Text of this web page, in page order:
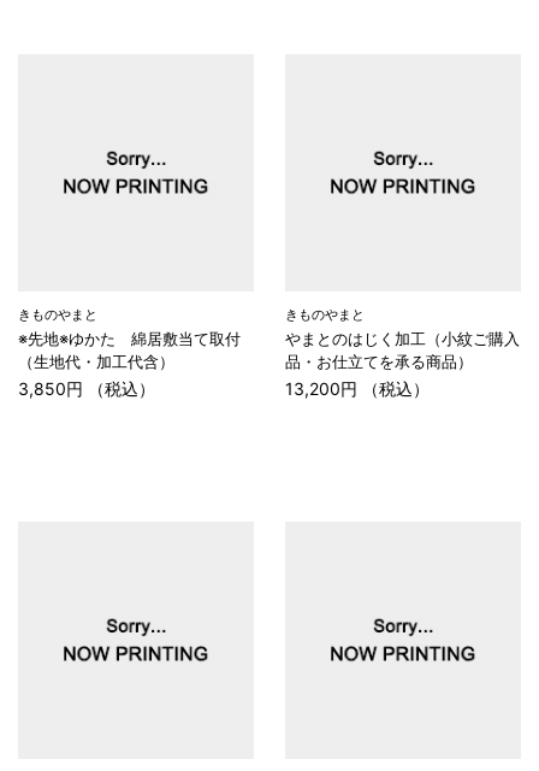
きものやまと
※先地※ゆかた 綿居敷当て取付
（生地代・加工代含）
3,850円 （税込）
きものやまと
やまとのはじく加工（小紋ご購入
品・お仕立てを承る商品）
13,200円 （税込）